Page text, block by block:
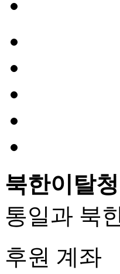
북한이탈
통일과 북
후원 계좌